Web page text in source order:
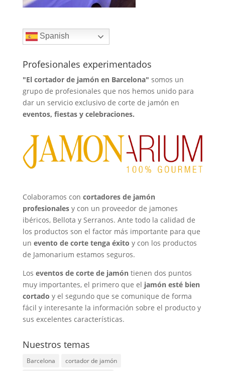
Spanish
Profesionales experimentados
"El cortador de jamón en Barcelona" somos un
grupo de profesionales que nos hemos unido para
dar un servicio exclusivo de corte de jamón en
eventos, fiestas y celebraciones.
Colaboramos con cortadores de jamón
profesionalesy con un proveedor de jamones
ibéricos, Bellota y Serranos. Ante todo la calidad de
los productos son el factor más importante para que
un evento de corte tenga éxito y con los productos
de Jamonarium estamos seguros.
Los eventos de corte de jamóntienen dos puntos
muy importantes, el primero que el jamón esté bien
cortado y el segundo que se comunique de forma
fácil y interesante la información sobre el producto y
sus excelentes características.
Nuestros temas
Barcelona
cortador de jamón